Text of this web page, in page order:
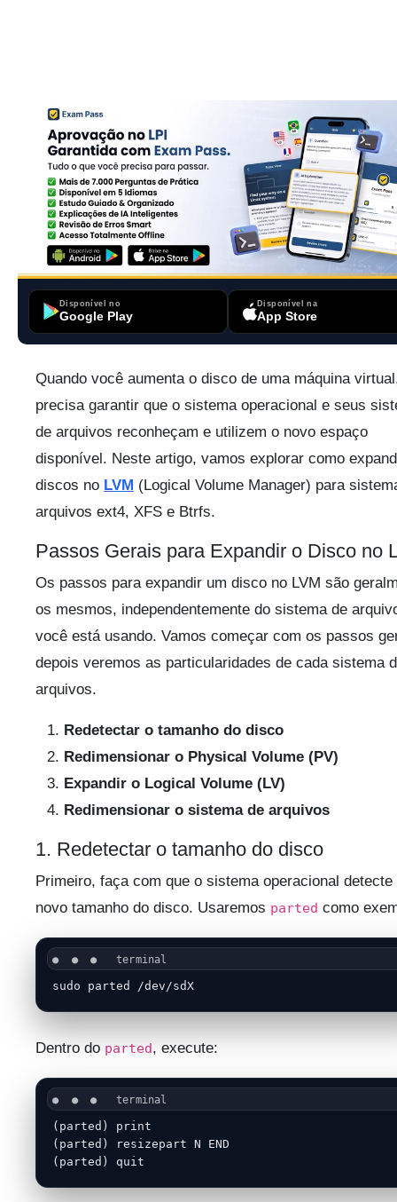
Disponível no
Google Play
Disponível na
App Store
Quando você aumenta o disco de uma máquina
precisa garantir que o sistema operacional e seus
de arquivos reconheçam e utilizem o novo espaço
disponível. Neste artigo, vamos explorar como
discos no LVM (Logical Volume Manager) para
arquivos ext4, XFS e Btrfs.
Passos Gerais para Expandir o Disco no
Os passos para expandir um disco no LVM são
os mesmos, independentemente do sistema de
você está usando. Vamos começar com os passos
depois veremos as particularidades de cada sistema
arquivos.
Redetectar o tamanho do disco
Redimensionar o Physical Volume (PV)
Expandir o Logical Volume (LV)
Redimensionar o sistema de arquivos
1. Redetectar o tamanho do disco
Primeiro, faça com que o sistema operacional detecte
novo tamanho do disco. Usaremos parted como
sudo parted /dev/sdX
Dentro do parted, execute:
(parted) print
(parted) resizepart N END
(parted) quit